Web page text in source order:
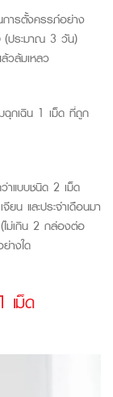
การตั้งครรภ์อย่าง
(ประมาณ 3 วัน)
วล้มเหลว
กเฉิน 1 เม็ด ที่ถูก
าแบบชนิด 2 เม็ด
น และประจำเดือนมา
ไม่เกิน 2 กล่องต่อ
างใด
เม็ด